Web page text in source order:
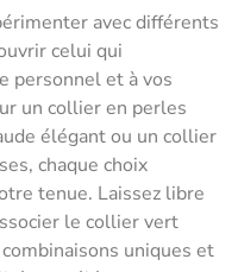
avec différents
celui qui
personnel et à vos
un collier en perles
élégant ou un collier
chaque choix
tenue. Laissez libre
le collier vert
uniques et